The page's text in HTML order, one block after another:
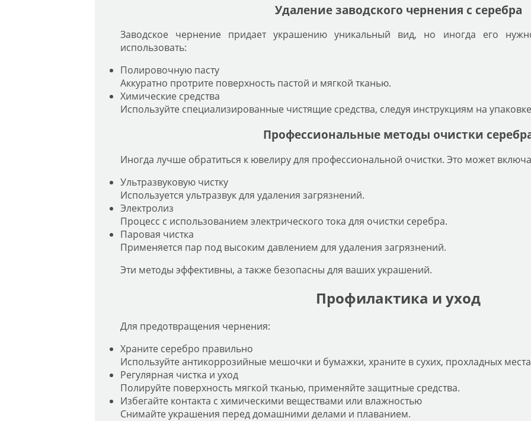
Удаление заводского чернения с серебра
Заводское чернение придает украшению уникальный вид, но иногда его
использовать:
Полировочную пасту
Аккуратно протрите поверхность пастой и мягкой тканью.
Химические средства
Используйте специализированные чистящие средства, следуя инструкциям на
Профессиональные методы очистки
Иногда лучше обратиться к ювелиру для профессиональной очистки. Это может
Ультразвуковую чистку
Используется ультразвук для удаления загрязнений.
Электролиз
Процесс с использованием электрического тока для очистки серебра.
Паровая чистка
Применяется пар под высоким давлением для удаления загрязнений.
Эти методы эффективны, а также безопасны для ваших украшений.
Профилактика и уход
Для предотвращения чернения:
Храните серебро правильно
Используйте антикоррозийные мешочки и бумажки, храните в сухих, прохладных
Регулярная чистка и уход
Полируйте поверхность мягкой тканью, применяйте защитные средства.
Избегайте контакта с химическими веществами или влажностью
Снимайте украшения перед домашними делами и плаванием.